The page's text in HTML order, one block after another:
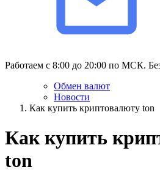
Работаем с 8:00 до 20:00 по МСК.
Обмен валют
Новости
Как купить криптовалюту ton
Как купить
ton